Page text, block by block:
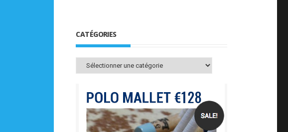
CATÉGORIES
Catégories